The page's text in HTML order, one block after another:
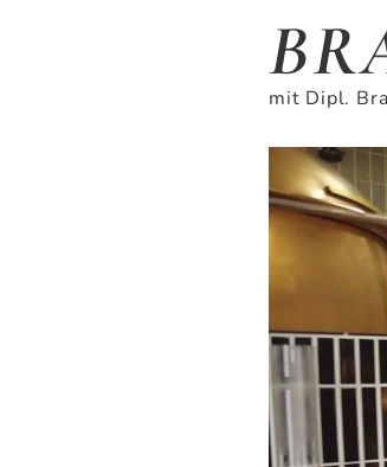
mit Dipl.